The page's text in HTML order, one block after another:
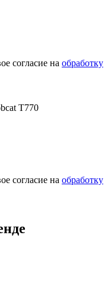
согласие на обработку
Т770
согласие на обработку